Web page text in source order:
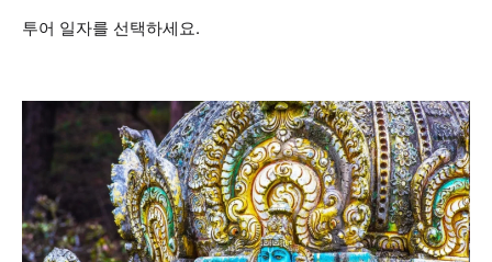
투어 일자를 선택하세요.